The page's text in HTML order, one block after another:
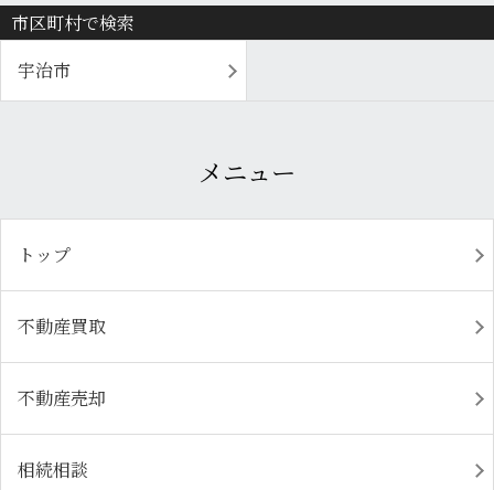
市区町村で検索
宇治市
メニュー
トップ
不動産買取
不動産売却
相続相談